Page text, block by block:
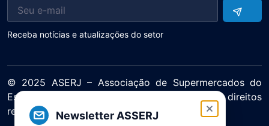
Newsletter ASSERJ
Receba notícias e atualizações do setor
© 2025 ASERJ – Associação de Supermercados do
Estado do Rio de Janeiro. Todos os direitos
reservados.